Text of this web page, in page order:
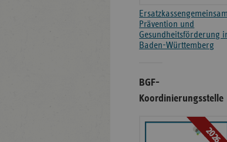
Prävention und
Gesundheitsförderung
Baden-Württemberg
BGF-
Koordinierungsstelle
2026